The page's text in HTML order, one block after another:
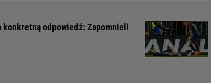
konkretną odpowiedź: Zapomnieli